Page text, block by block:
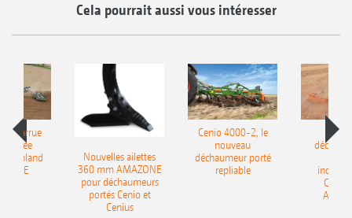
Cela pourrait aussi vous intéresser
charrue
portée
Onland
Nouvelles ailettes
360 mm AMAZONE
pour déchaumeurs
portés Cenio et
Cenius
Cenio 4000-2, le
nouveau
déchaumeur porté
repliable